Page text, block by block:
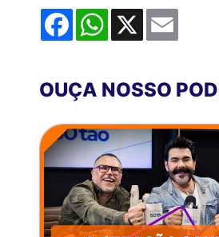
FacebookWhatsApp
X
OUÇA NOSSO